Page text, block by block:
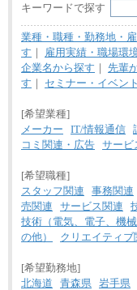
キーワードで探す
業種・職種・勤務地・
す ｜
雇用実績・職場環
企業名から探す ｜ 先輩
す ｜ セミナー・イベン
[希望業種]
メーカー
IT/情報通信
コミ関連・広告 サービ
[希望職種]
スタッフ関連
事務関連
売関連
サービス関連
技術（電気、電子、機
の他）
クリエイティブ
[希望勤務地]
北海道
青森県 岩手県